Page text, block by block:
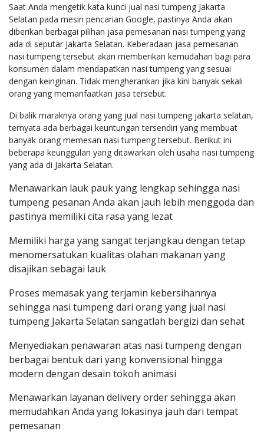
Saat Anda mengetik kata kunci jual nasi tumpeng Jakarta
Selatan pada mesin pencarian Google, pastinya Anda akan
diberikan berbagai pilihan jasa pemesanan nasi tumpeng yang
ada di seputar Jakarta Selatan. Keberadaan jasa pemesanan
nasi tumpeng tersebut akan memberikan kemudahan bagi para
konsumen dalam mendapatkan nasi tumpeng yang sesuai
dengan keinginan. Tidak mengherankan jika kini banyak sekali
orang yang memanfaatkan jasa tersebut.
Di balik maraknya orang yang jual nasi tumpeng jakarta selatan,
ternyata ada berbagai keuntungan tersendiri yang membuat
banyak orang memesan nasi tumpeng tersebut. Berikut ini
beberapa keunggulan yang ditawarkan oleh usaha nasi tumpeng
yang ada di Jakarta Selatan.
Menawarkan lauk pauk yang lengkap sehingga nasi
tumpeng pesanan Anda akan jauh lebih menggoda dan
pastinya memiliki cita rasa yang lezat
Memiliki harga yang sangat terjangkau dengan tetap
menomersatukan kualitas olahan makanan yang
disajikan sebagai lauk
Proses memasak yang terjamin kebersihannya
sehingga nasi tumpeng dari orang yang jual nasi
tumpeng Jakarta Selatan sangatlah bergizi dan sehat
Menyediakan penawaran atas nasi tumpeng dengan
berbagai bentuk dari yang konvensional hingga
modern dengan desain tokoh animasi
Menawarkan layanan delivery order sehingga akan
memudahkan Anda yang lokasinya jauh dari tempat
pemesanan